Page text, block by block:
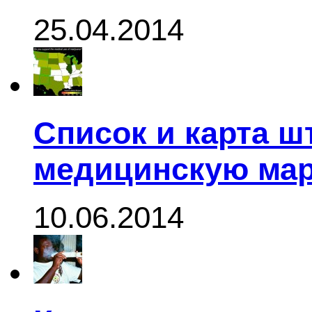
25.04.2014
Список и карта
медицинскую
10.06.2014